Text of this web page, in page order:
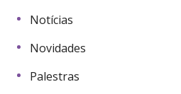
Notícias
Novidades
Palestras